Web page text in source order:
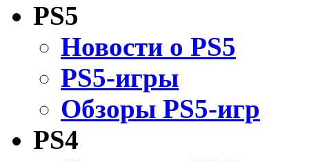
PS5
Новости о PS5
PS5-игры
Обзоры PS5-игр
PS4